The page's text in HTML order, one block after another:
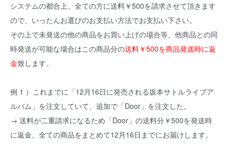
システムの都合上、全ての方に送料￥500を請求させて頂きます
ので、いったんお選びのお支払い方法でお支払い下さい。
その上で未発送の他の商品をお買い上げの場合等、他商品との同
時発送が可能な場合はこの商品分の送料￥500を商品発送時に返
金致します。
例 1 ）これまでに「12月16日に発売される坂本サトルライブア
ルバム」を注文していて、追加で「Door」を注文した。
→ 送料が二重請求になるため「Door」の送料分￥500を発送時
に返金。全ての商品をまとめて12月16日までにお届けします。